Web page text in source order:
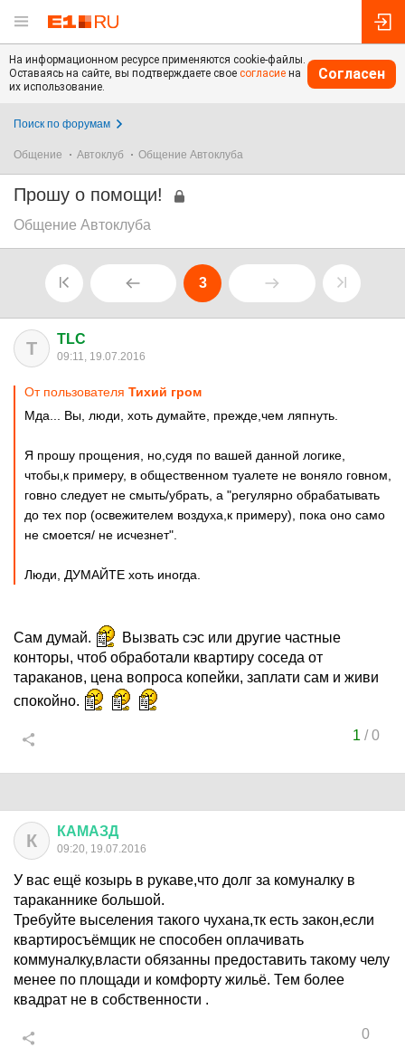
На информационном ресурсе применяются cookie-файлы.
Оставаясь на сайте, вы подтверждаете свое согласие на
их использование.
Согласен
Поиск по форумам
Общение Автоклуб Общение Автоклуба
Прошу о помощи!
Общение Автоклуба
3
T TLC
09:11, 19.07.2016
От пользователя Тихий гром
Мда... Вы, люди, хоть думайте, прежде,чем ляпнуть.
Я прошу прощения, но,судя по вашей данной логике,
чтобы,к примеру, в общественном туалете не воняло говном,
говно следует не смыть/убрать, а "регулярно обрабатывать
до тех пор (освежителем воздуха,к примеру), пока оно само
не смоется/ не исчезнет".
Люди, ДУМАЙТЕ хоть иногда.
Сам думай.
Вызвать сэс или другие частные
конторы, чтоб обработали квартиру соседа от
тараканов, цена вопроса копейки, заплати сам и живи
спокойно.
1 /0
К КАМАЗД
09:20, 19.07.2016
У вас ещё козырь в рукаве,что долг за комуналку в
тараканнике большой.
Требуйте выселения такого чухана,тк есть закон,если
квартиросъёмщик не способен оплачивать
коммуналку,власти обязанны предоставить такому челу
менее по площади и комфорту жильё. Тем более
квадрат не в собственности .
0